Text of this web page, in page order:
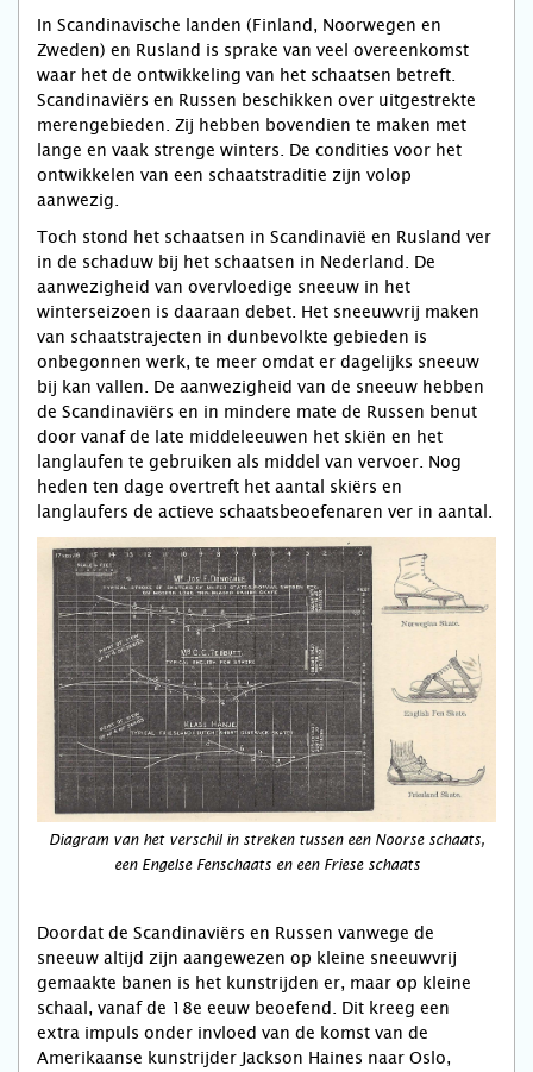
In Scandinavische landen (Finland, Noorwegen en
Zweden) en Rusland is sprake van veel overeenkomst
waar het de ontwikkeling van het schaatsen betreft.
Scandinaviërs en Russen beschikken over uitgestrekte
merengebieden. Zij hebben bovendien te maken met
lange en vaak strenge winters. De condities voor het
ontwikkelen van een schaatstraditie zijn volop
aanwezig.
Toch stond het schaatsen in Scandinavië en Rusland ver
in de schaduw bij het schaatsen in Nederland. De
aanwezigheid van overvloedige sneeuw in het
winterseizoen is daaraan debet. Het sneeuwvrij maken
van schaatstrajecten in dunbevolkte gebieden is
onbegonnen werk, te meer omdat er dagelijks sneeuw
bij kan vallen. De aanwezigheid van de sneeuw hebben
de Scandinaviërs en in mindere mate de Russen benut
door vanaf de late middeleeuwen het skiën en het
langlaufen te gebruiken als middel van vervoer. Nog
heden ten dage overtreft het aantal skiërs en
langlaufers de actieve schaatsbeoefenaren ver in aantal.
Diagram van het verschil in streken tussen een Noorse schaats,
een Engelse Fenschaats en een Friese schaats
Doordat de Scandinaviërs en Russen vanwege de
sneeuw altijd zijn aangewezen op kleine sneeuwvrij
gemaakte banen is het kunstrijden er, maar op kleine
schaal, vanaf de 18e eeuw beoefend. Dit kreeg een
extra impuls onder invloed van de komst van de
Amerikaanse kunstrijder Jackson Haines naar Oslo,